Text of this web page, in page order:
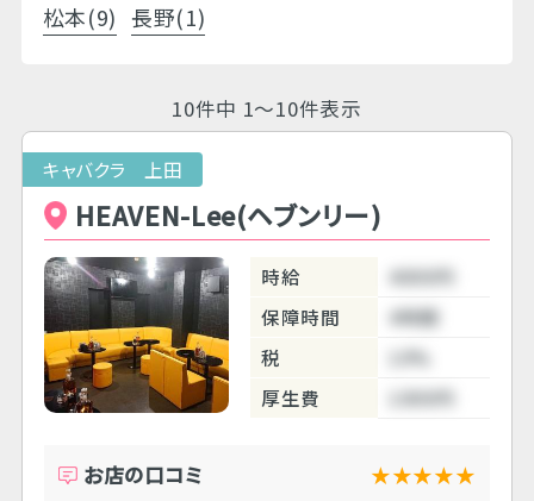
松本(9) 長野(1)
10件中 1～10件表示
キャバクラ 上田
HEAVEN-Lee(ヘブンリー)
時給
4000円
保障時間
4時間
税
10%
厚生費
1000円
お店の口コミ ★★★★★